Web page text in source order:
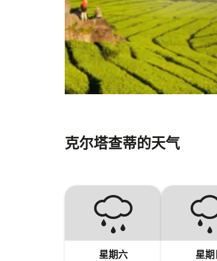
克尔塔查蒂的天气
星期六 星期